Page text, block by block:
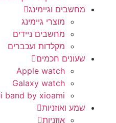
מחשבים וגיימינג
מוצרי גיימינג
מחשבים ניידים
מקלדות ועכברים
שעונים חכמים
Apple watch
Galaxy watch
band by xioami
שמע ואוזניות
אוזניות